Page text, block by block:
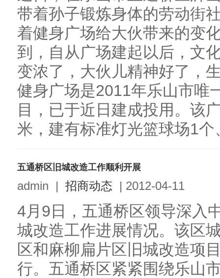
带着孙子锻炼身体的劳动街
着健身广场给大伙带来的变
到，自从广场建起以后，文
变浓了，大伙儿精神好了，
健身广场是2011年乐山市唯
目，已于近日建成投用。该
米，建有标准灯光篮球场1个
五通桥区旧城改造工作顺利开展
admin | 招商动态 | 2012-04-11
4月9日，五通桥区领导深入
城改造工作进展情况。该区
区和麻柳扁片区旧城改造项
行。五通桥区紧紧围绕乐山